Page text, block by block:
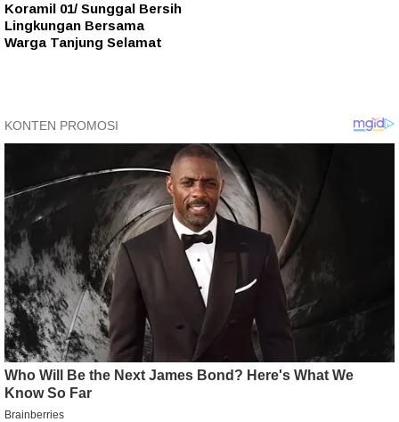
Koramil 01/ Sunggal Bersih
Lingkungan Bersama
Warga Tanjung Selamat